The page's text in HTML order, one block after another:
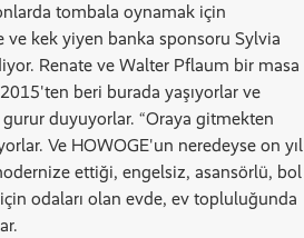
tombala oynamak için
ve kek yiyen banka sponsoru Sylvia
Renate ve Walter Pflaum bir masa
beri burada yaşıyorlar ve
duyuyorlar. “Oraya gitmekten
Ve HOWOGE'un neredeyse on yıl
ettiği, engelsiz, asansörlü, bol
odaları olan evde, ev topluluğunda